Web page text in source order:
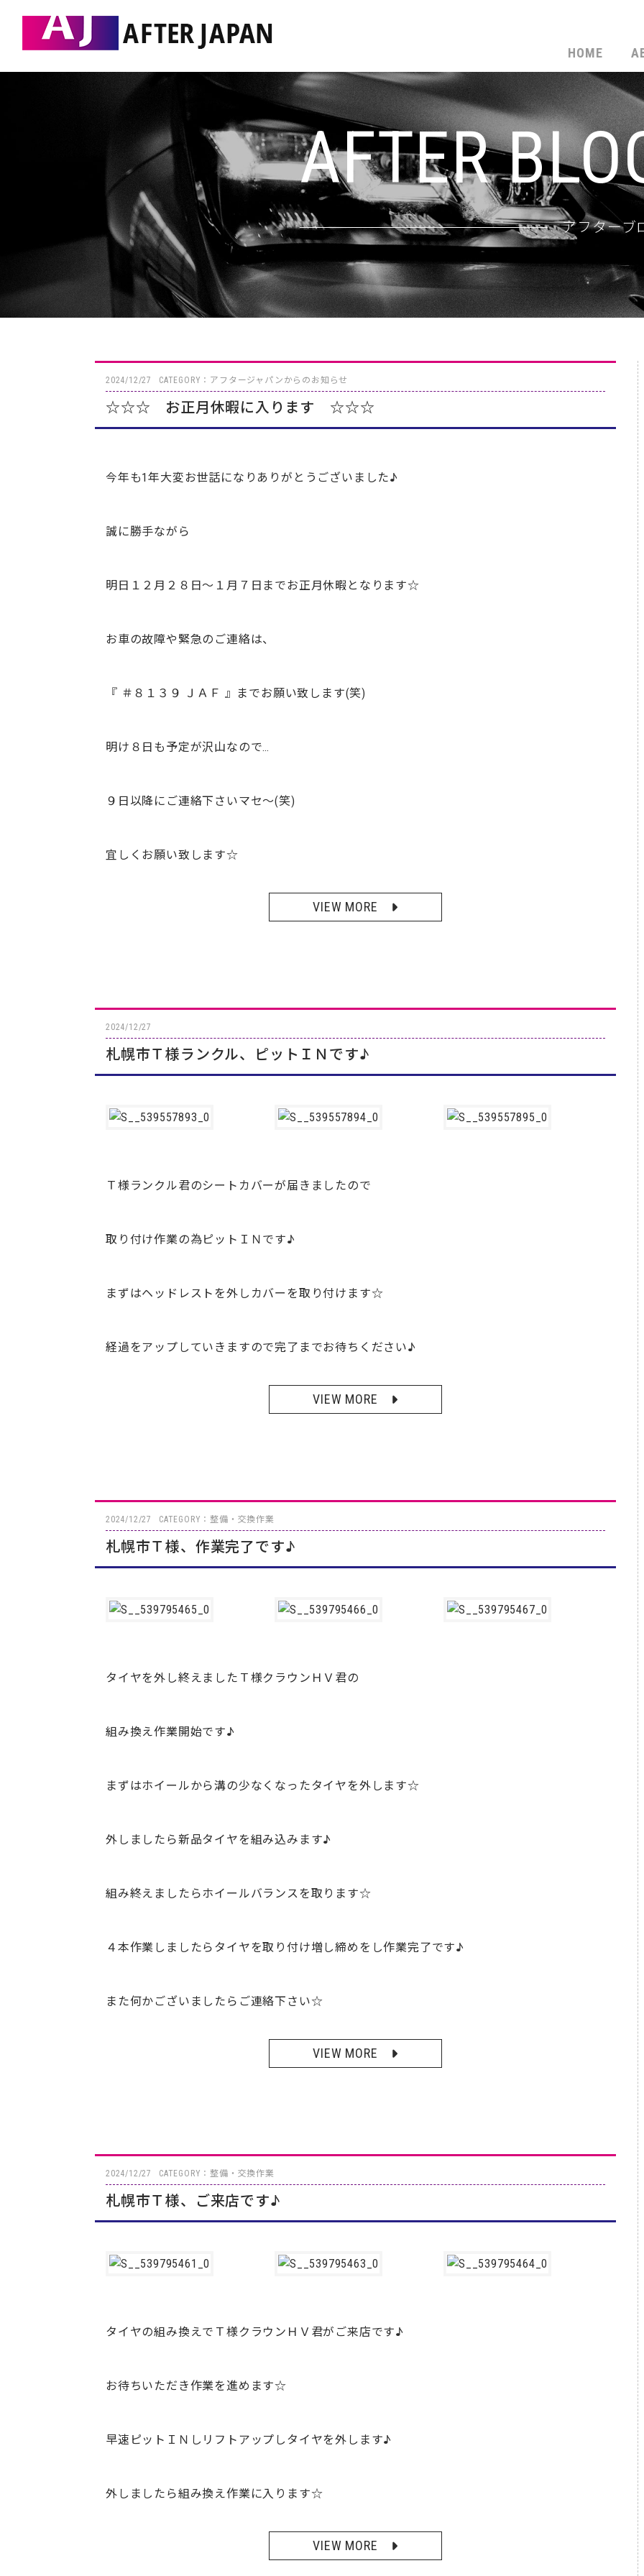
HOME
AFTER
アフターブ
2024/12/27 CATEGORY：アフタージャパンからのお知らせ
☆☆☆ お正月休暇に入ります ☆☆☆
今年も1年大変お世話になりありがとうございました♪
誠に勝手ながら
明日１２月２８日～１月７日までお正月休暇となります☆
お車の故障や緊急のご連絡は、
『 ＃８１３９ ＪＡＦ 』までお願い致します(笑)
明け８日も予定が沢山なので…
９日以降にご連絡下さいマセ～(笑)
宜しくお願い致します☆
VIEW MORE
2024/12/27
札幌市Ｔ様ランクル、ピットＩＮです♪
Ｔ様ランクル君のシートカバーが届きましたので
取り付け作業の為ピットＩＮです♪
まずはヘッドレストを外しカバーを取り付けます☆
経過をアップしていきますので完了までお待ちください♪
VIEW MORE
2024/12/27 CATEGORY：整備・交換作業
札幌市Ｔ様、作業完了です♪
タイヤを外し終えましたＴ様クラウンＨＶ君の
組み換え作業開始です♪
まずはホイールから溝の少なくなったタイヤを外します☆
外しましたら新品タイヤを組み込みます♪
組み終えましたらホイールバランスを取ります☆
４本作業しましたらタイヤを取り付け増し締めをし作業完了です♪
また何かございましたらご連絡下さい☆
VIEW MORE
2024/12/27 CATEGORY：整備・交換作業
札幌市Ｔ様、ご来店です♪
タイヤの組み換えでＴ様クラウンＨＶ君がご来店です♪
お待ちいただき作業を進めます☆
早速ピットＩＮしリフトアップしタイヤを外します♪
外しましたら組み換え作業に入ります☆
VIEW MORE